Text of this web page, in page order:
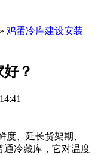
» 鸡蛋冷库建设安装
？
、延长货架期、
通冷藏库，它对温度